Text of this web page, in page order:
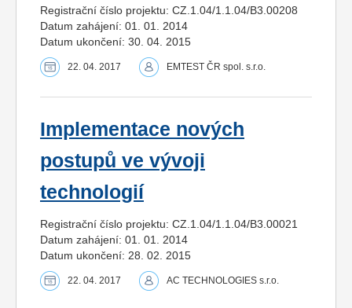
Registrační číslo projektu: CZ.1.04/1.1.04/B3.00208
Datum zahájení: 01. 01. 2014
Datum ukončení: 30. 04. 2015
22. 04. 2017 EMTEST ČR spol. s.r.o.
Implementace nových
postupů ve vývoji
technologií
Registrační číslo projektu: CZ.1.04/1.1.04/B3.00021
Datum zahájení: 01. 01. 2014
Datum ukončení: 28. 02. 2015
22. 04. 2017 AC TECHNOLOGIES s.r.o.